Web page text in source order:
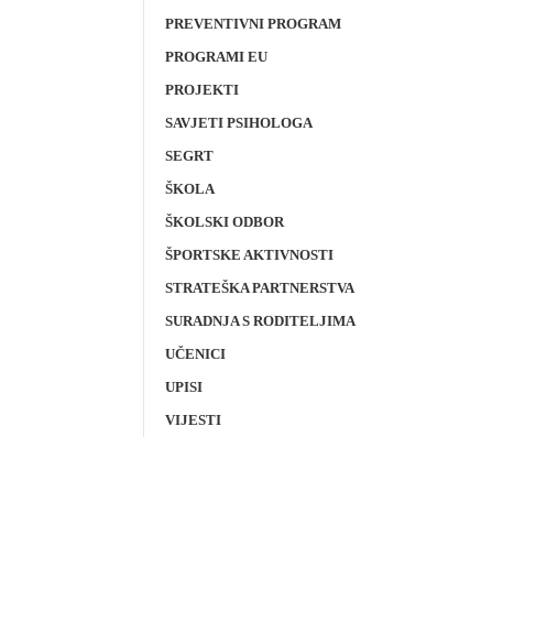
PREVENTIVNI PROGRAM
PROGRAMI EU
PROJEKTI
SAVJETI PSIHOLOGA
SEGRT
ŠKOLA
ŠKOLSKI ODBOR
ŠPORTSKE AKTIVNOSTI
STRATEŠKA PARTNERSTVA
SURADNJA S RODITELJIMA
UČENICI
UPISI
VIJESTI